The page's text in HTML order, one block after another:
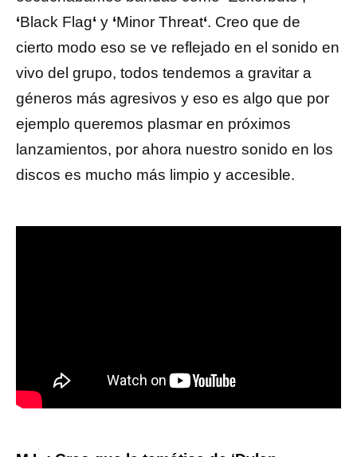
‘Black Flag‘ y ‘Minor Threat‘. Creo que de
cierto modo eso se ve reflejado en el sonido en
vivo del grupo, todos tendemos a gravitar a
géneros más agresivos y eso es algo que por
ejemplo queremos plasmar en próximos
lanzamientos, por ahora nuestro sonido en los
discos es mucho más limpio y accesible.